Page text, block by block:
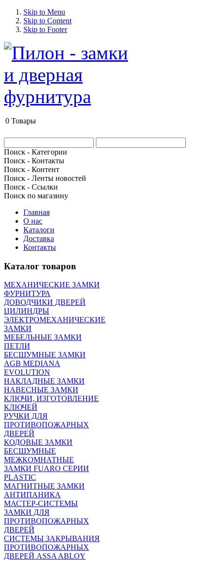
Skip to Menu
Skip to Content
Skip to Footer
0 Товары
Поиск - Категории
Поиск - Контакты
Поиск - Контент
Поиск - Ленты новостей
Поиск - Ссылки
Поиск по магазину
Главная
О нас
Каталоги
Доставка
Контакты
Каталог товаров
МЕХАНИЧЕСКИЕ ЗАМКИ
ФУРНИТУРА
ДОВОДЧИКИ ДВЕРЕЙ
ЦИЛИНДРЫ
ЭЛЕКТРОМЕХАНИЧЕСКИЕ
ЗАМКИ
МЕБЕЛЬНЫЕ ЗАМКИ
ПEТЛИ
БЕСШУМНЫЕ ЗАМКИ
AGB MEDIANA
EVOLUTION
НАКЛАДНЫЕ ЗАМКИ
НАВЕСНЫЕ ЗАМКИ
КЛЮЧИ, ИЗГОТОВЛЕНИЕ
КЛЮЧЕЙ
РУЧКИ ДЛЯ
ПРОТИВОПОЖАРНЫХ
ДВЕРЕЙ
КОДОВЫЕ ЗАМКИ
БЕСШУМНЫЕ
МЕЖКОМНАТНЫЕ
ЗАМКИ FUARO СЕРИИ
PLASTIC
МАГНИТНЫЕ ЗАМКИ
АНТИПАНИКА
МАСТЕР-СИСТЕМЫ
ЗАМКИ ДЛЯ
ПРОТИВОПОЖАРНЫХ
ДВЕРЕЙ
СИСТЕМЫ ЗАКРЫВАНИЯ
ПРОТИВОПОЖАРНЫХ
ДВЕРЕЙ ASSA ABLOY